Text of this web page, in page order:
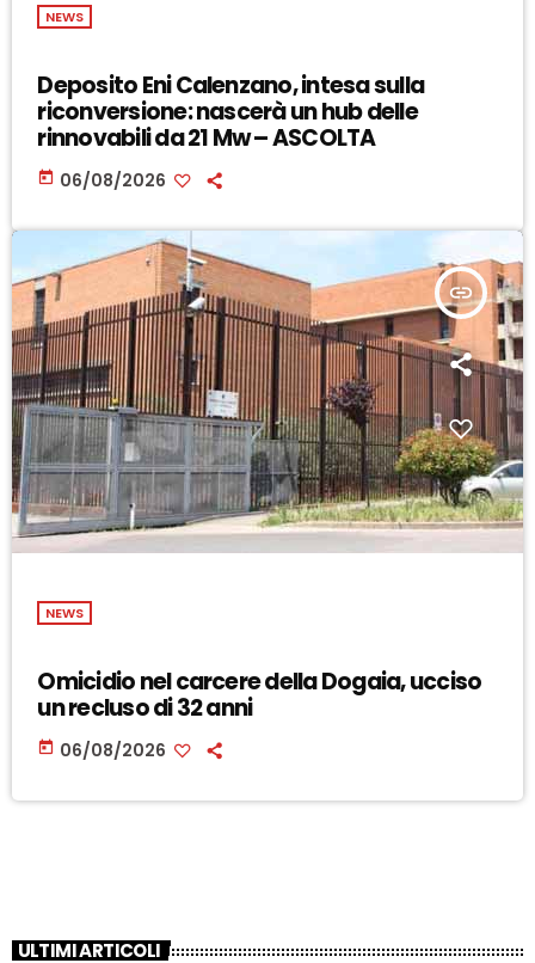
NEWS
Deposito Eni Calenzano, intesa sulla
riconversione: nascerà un hub delle
rinnovabili da 21 Mw – ASCOLTA
today 06/08/2026
insert_link
NEWS
Omicidio nel carcere della Dogaia, ucciso
un recluso di 32 anni
today 06/08/2026
ULTIMI ARTICOLI